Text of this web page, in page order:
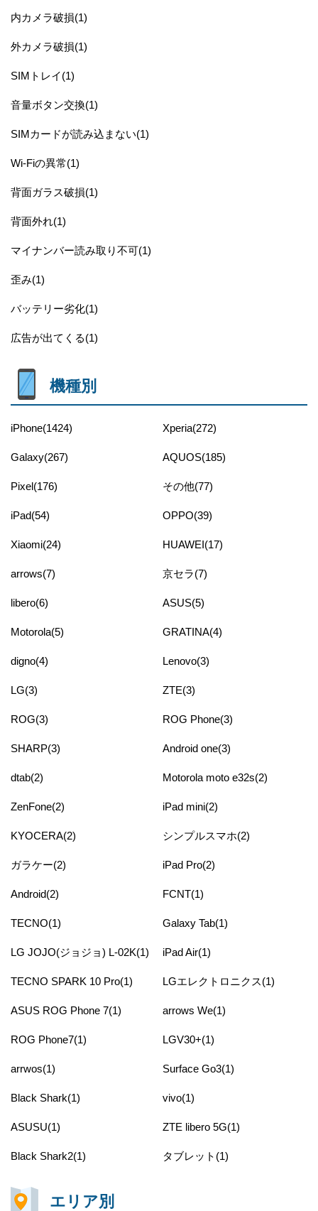
内カメラ破損(1)
外カメラ破損(1)
SIMトレイ(1)
音量ボタン交換(1)
SIMカードが読み込まない(1)
Wi-Fiの異常(1)
背面ガラス破損(1)
背面外れ(1)
マイナンバー読み取り不可(1)
歪み(1)
バッテリー劣化(1)
広告が出てくる(1)
機種別
iPhone(1424) Xperia(272)
Galaxy(267) AQUOS(185)
Pixel(176) その他(77)
iPad(54) OPPO(39)
Xiaomi(24) HUAWEI(17)
arrows(7) 京セラ(7)
libero(6) ASUS(5)
Motorola(5) GRATINA(4)
digno(4) Lenovo(3)
LG(3) ZTE(3)
ROG(3) ROG Phone(3)
SHARP(3) Android one(3)
dtab(2) Motorola moto e32s(2)
ZenFone(2) iPad mini(2)
KYOCERA(2) シンプルスマホ(2)
ガラケー(2) iPad Pro(2)
Android(2) FCNT(1)
TECNO(1) Galaxy Tab(1)
LG JOJO(ジョジョ) L-02K(1) iPad Air(1)
TECNO SPARK 10 Pro(1) LGエレクトロニクス(1)
ASUS ROG Phone 7(1) arrows We(1)
ROG Phone7(1) LGV30+(1)
arrwos(1) Surface Go3(1)
Black Shark(1) vivo(1)
ASUSU(1) ZTE libero 5G(1)
Black Shark2(1) タブレット(1)
エリア別